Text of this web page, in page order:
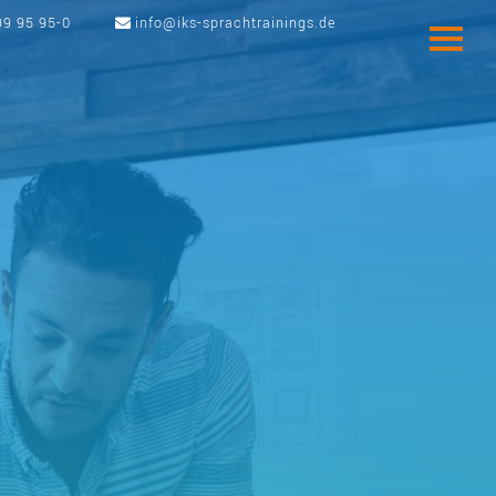
95 95-0 info@iks-sprachtrainings.de